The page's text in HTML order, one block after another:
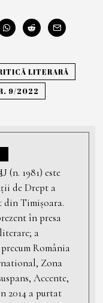
LITERARĂ
9/2022
(n. 1981) este
de Drept a
din Timișoara.
în presa
a
România
Zona
Accente,
2014 a purtat